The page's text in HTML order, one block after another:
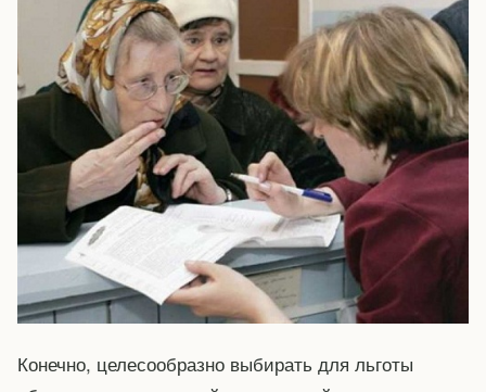
Конечно, целесообразно выбирать для льготы